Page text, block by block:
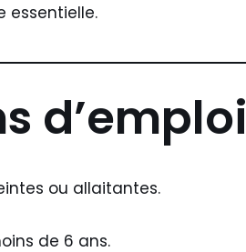
essentielle.
d’emploi
ou allaitantes.
de 6 ans.